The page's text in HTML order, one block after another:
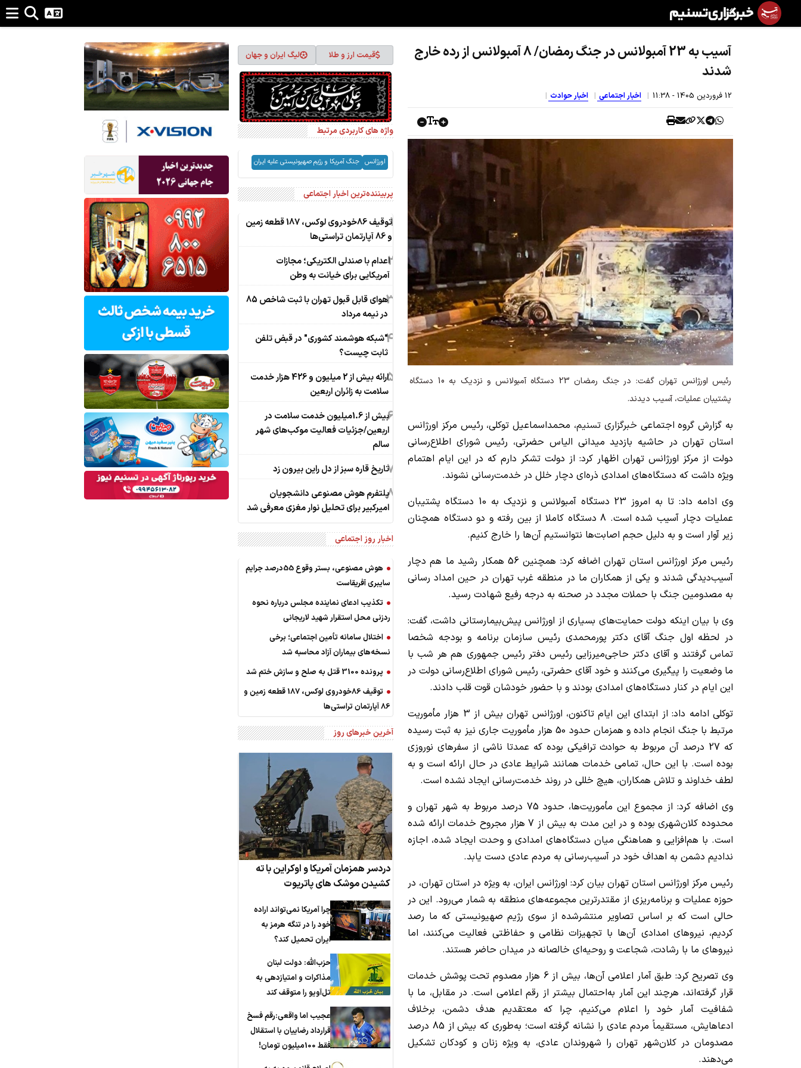
آسیب به 23 آمبولانس در جنگ رمضان/ 8 آمبولانس از رده خارج
شدند
12 فروردين 1405 - 11:38 اخبار اجتماعی اخبار حوادث
رئیس اورژانس تهران گفت: در جنگ رمضان 23 دستگاه‌ آمبولانس و نزدیک به 10 دستگاه
پشتیبان عملیات، آسیب دیدند.
به گزارش گروه اجتماعی خبرگزاری تسنیم، محمداسماعیل توکلی، رئیس مرکز اورژانس
استان تهران در حاشیه بازدید میدانی الیاس حضرتی، رئیس شورای اطلاع‌رسانی
دولت از مرکز اورژانس تهران اظهار کرد: از دولت تشکر دارم که در این ایام اهتمام
ویژه داشت که دستگاه‌های امدادی ذره‌ای دچار خلل در خدمت‌رسانی نشوند.
وی ادامه داد: تا به امروز 23 دستگاه‌ آمبولانس و نزدیک به 10 دستگاه پشتیبان
عملیات دچار آسیب شده است. 8 دستگاه کاملا از بین رفته و دو دستگاه همچنان
زیر آوار است و به دلیل حجم اصابت‌ها نتوانستیم آن‌ها را خارج کنیم.
رئیس مرکز اورژانس استان تهران اضافه کرد: همچنین 56 همکار رشید ما هم دچار
آسیب‌دیدگی شدند و یکی از همکاران ما در منطقه غرب تهران در حین امداد رسانی
به مصدومین جنگ با حملات مجدد در صحنه به درجه رفیع شهادت رسید.
وی با بیان اینکه دولت حمایت‌های بسیاری از اورژانس پیش‌بیمارستانی داشت، گفت:
در لحظه اول جنگ آقای دکتر پورمحمدی رئیس سازمان برنامه و بودجه شخصا
تماس گرفتند و آقای دکتر حاجی‌میرزایی رئیس دفتر رئیس جمهوری هم هر شب با
ما وضعیت را پیگیری می‌کنند و خود آقای حضرتی، رئیس شورای اطلاع‌رسانی دولت در
این ایام در کنار دستگاه‌های امدادی بودند و با حضور خودشان قوت قلب دادند.
توکلی ادامه داد: از ابتدای این ایام تاکنون، اورژانس تهران بیش از 3 هزار مأموریت
مرتبط با جنگ انجام داده و همزمان حدود 50 هزار مأموریت جاری نیز به ثبت رسیده
که 27 درصد آن مربوط به حوادث ترافیکی بوده که عمدتا ناشی از سفرهای نوروزی
بوده است. با این حال، تمامی خدمات همانند شرایط عادی در حال ارائه است و به
لطف خداوند و تلاش همکاران، هیچ خللی در روند خدمت‌رسانی ایجاد نشده است.
وی اضافه کرد: از مجموع این مأموریت‌ها، حدود 75 درصد مربوط به شهر تهران و
محدوده کلان‌شهری بوده و در این مدت به بیش از 7 هزار مجروح خدمات ارائه شده
است. با هم‌افزایی و هماهنگی میان دستگاه‌های امدادی و وحدت ایجاد شده، اجازه
ندادیم دشمن به اهداف خود در آسیب‌رسانی به مردم عادی دست یابد.
رئیس مرکز اورژانس استان تهران بیان کرد: اورژانس ایران، به ویژه در استان تهران، در
حوزه عملیات و برنامه‌ریزی از مقتدرترین مجموعه‌های منطقه به شمار می‌رود. این در
حالی است که بر اساس تصاویر منتشرشده از سوی رژیم صهیونیستی که ما رصد
کردیم، نیروهای امدادی آن‌ها با تجهیزات نظامی و حفاظتی فعالیت می‌کنند، اما
نیروهای ما با رشادت، شجاعت و روحیه‌ای خالصانه در میدان حاضر هستند.
وی تصریح کرد: طبق آمار اعلامی آن‌ها، بیش از 6 هزار مصدوم تحت پوشش خدمات
قرار گرفته‌اند، هرچند این آمار به‌احتمال بیشتر از رقم اعلامی است. در مقابل، ما با
شفافیت آمار خود را اعلام می‌کنیم، چرا که معتقدیم هدف دشمن، برخلاف
ادعاهایش، مستقیماً مردم عادی را نشانه گرفته است؛ به‌طوری که بیش از 85 درصد
مصدومان در کلان‌شهر تهران را شهروندان عادی، به ویژه زنان و کودکان تشکیل
می‌دهند.
قیمت ارز و طلا لیگ ایران و جهان
واژه های کاربردی مرتبط
اورژانس جنگ آمریکا و رژیم صهیونیستی علیه ایران
پربیننده‌ترین اخبار اجتماعی
1
توقیف 86خودروی لوکس، 187 قطعه زمین
و 86 آپارتمان تراستی‌ها
2اعدام با صندلی الکتریکی؛ مجازات
آمریکایی برای خیانت به وطن
3
هوای قابل قبول تهران با ثبت شاخص 85
در نیمه مرداد
4"شبکه هوشمند کشوری" در قبض تلفن
ثابت چیست؟
5
ارائه بیش از 2 میلیون و 426 هزار خدمت
سلامت به زائران اربعین
6
بیش از 1.6میلیون خدمت سلامت در
اربعین/جزئیات فعالیت موکب‌های شهر
سالم
7تاریخ قاره سبز از دل راین بیرون زد
8پلتفرم هوش مصنوعی دانشجویان
امیرکبیر برای تحلیل نوار مغزی معرفی شد
اخبار روز اجتماعی
هوش مصنوعی، بستر وقوع 55درصد جرایم
سایبری آفریقاست
تکذیب ادعای نماینده مجلس درباره نحوه
ردزنی محل استقرار شهید لاریجانی
اختلال سامانه تأمین اجتماعی؛ برخی
نسخه‌های بیماران آزاد محاسبه شد
پرونده 3100 قتل به صلح و سازش ختم شد
توقیف 86خودروی لوکس، 187 قطعه زمین و
86 آپارتمان تراستی‌ها
آخرین خبرهای روز
دردسر همزمان آمریکا و اوکراین با ته
کشیدن موشک های پاتریوت
چرا آمریکا نمی‌تواند اراده
خود را در تنگه هرمز به
ایران تحمیل کند؟
حزب‌الله: دولت لبنان
مذاکرات و امتیازدهی به
تل‌آویو را متوقف کند
عجیب اما واقعی:رقم فسخ
قرارداد رضاییان با استقلال
فقط 100میلیون تومان!